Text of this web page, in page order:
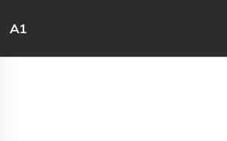
A1